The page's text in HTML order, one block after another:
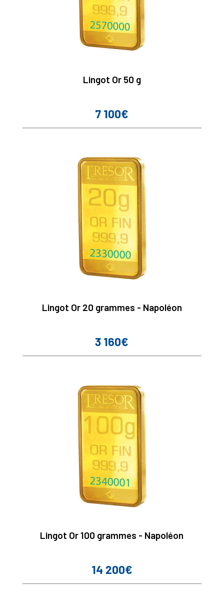
Lingot Or 50 g
Prix
7 100€
Lingot Or 20 grammes - Napoléon
Prix
3 160€
Lingot Or 100 grammes - Napoléon
Prix
14 200€